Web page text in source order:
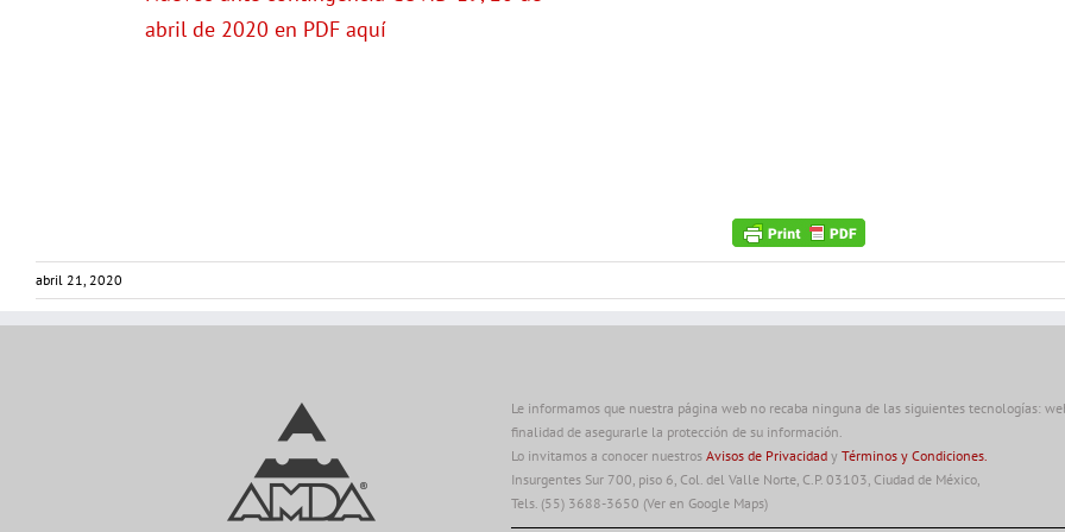
abril de 2020 en PDF aquí
abril 21, 2020
Le informamos que nuestra página web no recaba ninguna de las siguientes tecnologías:
finalidad de asegurarle la protección de su información.
Lo invitamos a conocer nuestros Avisos de Privacidad y Términos y Condiciones.
Insurgentes Sur 700, piso 6, Col. del Valle Norte, C.P. 03103, Ciudad de México,
Tels. (55) 3688-3650 (Ver en Google Maps)